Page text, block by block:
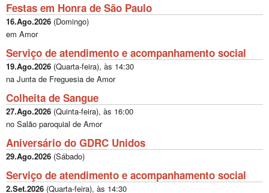
Festas em Honra de São Paulo
16.Ago.2026 (Domingo)
em Amor
Serviço de atendimento e acompanhamento social
19.Ago.2026 (Quarta-feira), às 14:30
na Junta de Freguesia de Amor
Colheita de Sangue
27.Ago.2026 (Quinta-feira), às 16:00
no Salão paroquial de Amor
Aniversário do GDRC Unidos
29.Ago.2026 (Sábado)
Serviço de atendimento e acompanhamento social
2.Set.2026 (Quarta-feira), às 14:30